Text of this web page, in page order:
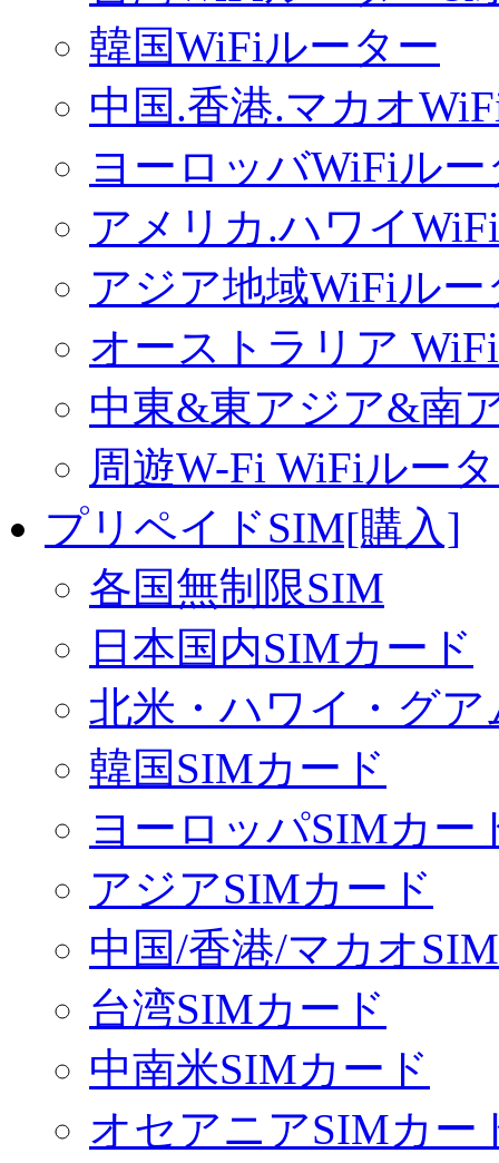
韓国WiFiルーター
中国.香港.マカオ
ヨーロッバWiFiルー
アメリカ.ハワイ
アジア地域WiFiルー
オーストラリア
中東&東アジア&南
周遊W-Fi WiFiルー
プリペイドSIM[購入]
各国無制限SIM
日本国内SIMカード
北米・ハワイ・グ
韓国SIMカード
ヨーロッパSIMカー
アジアSIMカード
中国/香港/マカオ
台湾SIMカード
中南米SIMカード
オセアニアSIMカー